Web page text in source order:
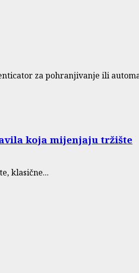
za pohranjivanje ili
koja mijenjaju tržište
klasične...